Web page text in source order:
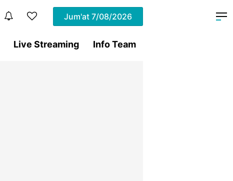
Jum'at 7/08/2026
Live Streaming Info Team